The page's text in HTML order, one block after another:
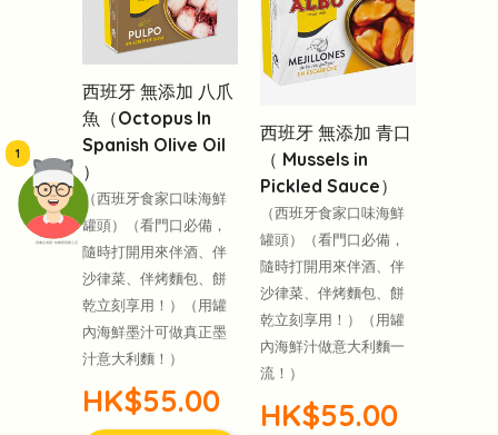
頭像生成器: 快樂家庭網上店
1
西班牙 無添加 八爪
魚（Octopus In
Spanish Olive Oil
）
（西班牙食家口味海鮮
罐頭）（看門口必備，
隨時打開用來伴酒、伴
沙律菜、伴烤麵包、餅
乾立刻享用！）（用罐
內海鮮墨汁可做真正墨
汁意大利麵！）
HK$55.00
西班牙 無添加 青口
（ Mussels in
Pickled Sauce）
（西班牙食家口味海鮮
罐頭）（看門口必備，
隨時打開用來伴酒、伴
沙律菜、伴烤麵包、餅
乾立刻享用！）（用罐
內海鮮汁做意大利麵一
流！）
HK$55.00